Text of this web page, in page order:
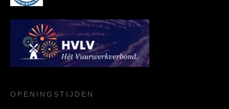
OPENINGSTIJDEN